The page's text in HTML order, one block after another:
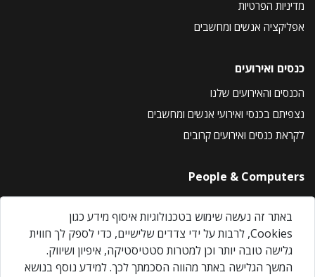
מדיניות הפרטיות
אפליקציה אנשים ומחשבים
כנסים ואירועים
הכנסים והאירועים שלנו
נצפיתם בכנסי ואירועי אנשים ומחשבים
לקראת כנסים ואירועים קרובים
People & Computers
About Us
Privacy Policy
Contact Us
Our Events
באתר זה נעשה שימוש בטכנולוגיות איסוף מידע כגון
Cookies, לרבות על ידי צדדים שלישיים, כדי לספק לך חווית
גלישה טובה יותר וכן למטרות סטטיסטיקה, איפיון ושיווק.
המשך הגלישה באתר מהווה הסכמתך לכך. למידע נוסף בנושא